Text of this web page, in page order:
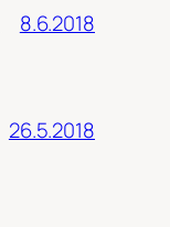
8.6.2018
26.5.2018